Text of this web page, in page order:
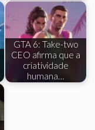
GTA 6: Take-two
CEO afirma que a
criatividade
humana…